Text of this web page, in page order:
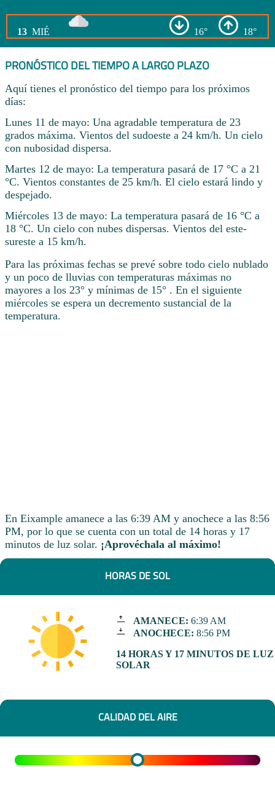
13 MIÉ 16° 18°
PRONÓSTICO DEL TIEMPO A LARGO PLAZO
Aquí tienes el pronóstico del tiempo para los próximos
días:
Lunes 11 de mayo: Una agradable temperatura de 23
grados máxima. Vientos del sudoeste a 24 km/h. Un cielo
con nubosidad dispersa.
Martes 12 de mayo: La temperatura pasará de 17 °C a 21
°C. Vientos constantes de 25 km/h. El cielo estará lindo y
despejado.
Miércoles 13 de mayo: La temperatura pasará de 16 °C a
18 °C. Un cielo con nubes dispersas. Vientos del este-
sureste a 15 km/h.
Para las próximas fechas se prevé sobre todo cielo nublado
y un poco de lluvias con temperaturas máximas no
mayores a los 23° y mínimas de 15° . En el siguiente
miércoles se espera un decremento sustancial de la
temperatura.
En Eixample amanece a las 6:39 AM y anochece a las 8:56
PM, por lo que se cuenta con un total de 14 horas y 17
minutos de luz solar. ¡Aprovéchala al máximo!
HORAS DE SOL
AMANECE: 6:39 AM
ANOCHECE: 8:56 PM
14 HORAS Y 17 MINUTOS DE LUZ
SOLAR
CALIDAD DEL AIRE